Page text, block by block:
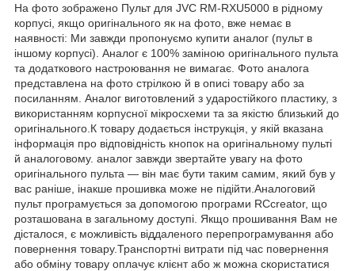
На фото зображено Пульт для JVC RM-RXU5000 в рідному
корпусі, якщо оригінального як на фото, вже немає в
наявності: Ми завжди пропонуємо купити аналог (пульт в
іншому корпусі). Аналог є 100% заміною оригінального пульта
та додаткового настроювання не вимагає. Фото аналога
представлена на фото стрілкою й в описі товару або за
посиланням. Аналог виготовлений з ударостійкого пластику, з
використанням корпусної мікросхеми та за якістю близький до
оригінального.К товару додається інструкція, у якій вказана
інформація про відповідність кнопок на оригінальному пульті
й аналоговому. аналог завжди звертайте увагу на фото
оригінального пульта — він має бути таким самим, який був у
вас раніше, інакше прошивка може не підійти.Аналоговий
пульт програмується за допомогою програми RCcreator, що
розташована в загальному доступі. Якщо прошивання Вам не
дісталося, є можливість віддаленого перепрограмування або
повернення товару.Транспортні витрати під час повернення
або обміну товару оплачує клієнт або ж можна скористатися